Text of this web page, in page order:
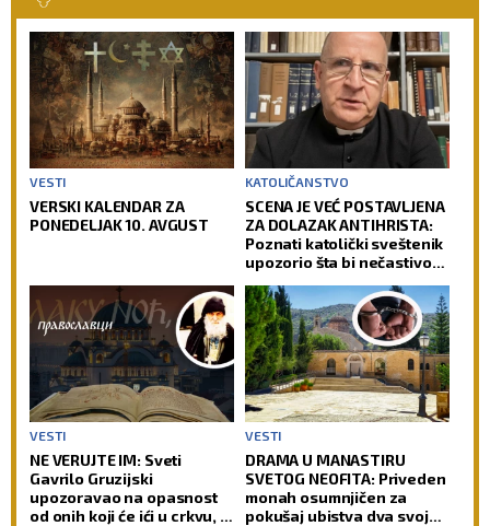
VESTI
VERSKI KALENDAR ZA
PONEDELJAK 10. AVGUST
KATOLIČANSTVO
SCENA JE VEĆ POSTAVLJENA
ZA DOLAZAK ANTIHRISTA:
Poznati katolički sveštenik
upozorio šta bi nečastivom
nad čovečanstvom
VESTI
NE VERUJTE IM: Sveti
Gavrilo Gruzijski
upozoravao na opasnost
od onih koji će ići u crkvu, a
VESTI
DRAMA U MANASTIRU
SVETOG NEOFITA: Priveden
monah osumnjičen za
pokušaj ubistva dva svoja